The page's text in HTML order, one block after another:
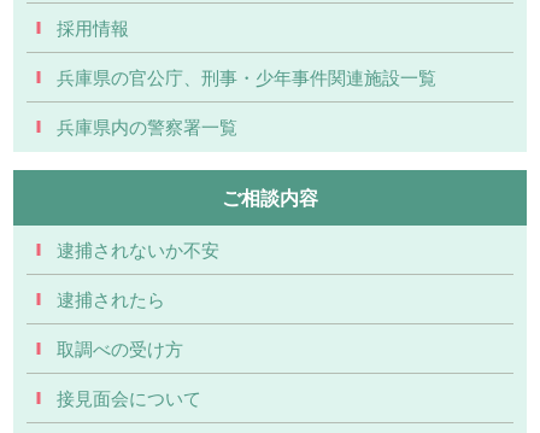
採用情報
兵庫県の官公庁、刑事・少年事件関連施設一覧
兵庫県内の警察署一覧
ご相談内容
逮捕されないか不安
逮捕されたら
取調べの受け方
接見面会について